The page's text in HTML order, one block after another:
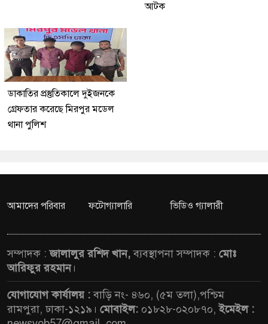
আটক
ডাকাতির প্রস্তুতিকালে দুইজনকে
গ্রেফতার করেছে মিরপুর মডেল
থানা পুলিশ
আমাদের পরিবার ফটোগ্যালারি ভিডিও গ্যালারী
সম্পাদক :জালালুর রশিদ খান,ব্যবস্থাপনা সম্পাদক : মোঃ
আরিফুর রহমান।
যোগাযোগ কার্যালয় :বাড়ি নং- ৪৬০, (৫ম তলা),পশ্চিম
রামপুরা, ঢাকা-১২১৯। মোবাইল: ০১৮২৮-০২০৮৭০,ইমেইল :